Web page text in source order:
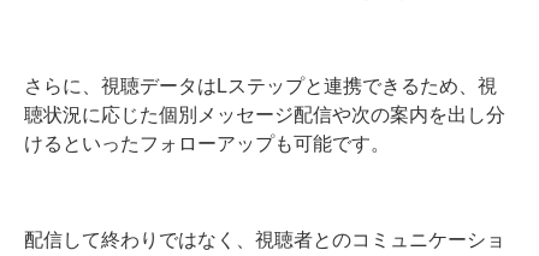
さらに、視聴データはLステップと連携できるため、視
聴状況に応じた個別メッセージ配信や次の案内を出し分
けるといったフォローアップも可能です。
配信して終わりではなく、視聴者とのコミュニケーショ